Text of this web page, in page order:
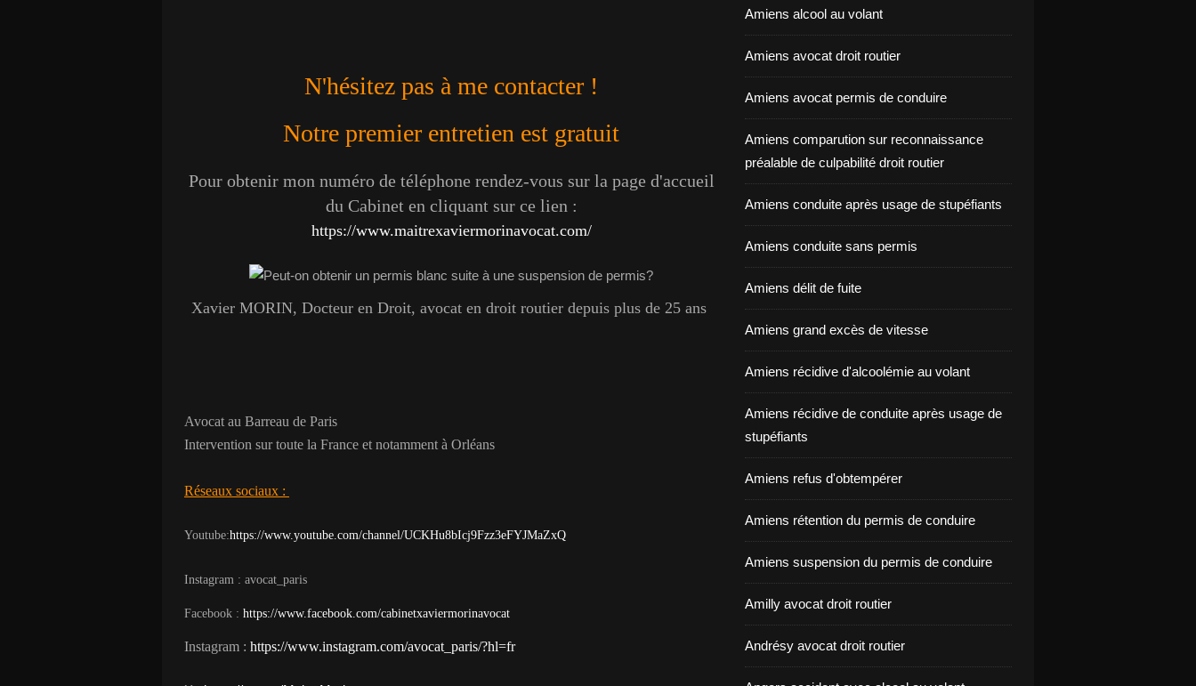
N'hésitez pas à me contacter !
Notre premier entretien est gratuit
Pour obtenir mon numéro de téléphone rendez-vous sur la page d'accueil
du Cabinet en cliquant sur ce lien :
https://www.maitrexaviermorinavocat.com/
Xavier MORIN, Docteur en Droit, avocat en droit routier depuis plus de 25 ans
Avocat au Barreau de Paris
Intervention sur toute la France et notamment à Orléans
Réseaux sociaux :
Youtube:https://www.youtube.com/channel/UCKHu8bIcj9Fzz3eFYJMaZxQ
Instagram : avocat_paris
Facebook : https://www.facebook.com/cabinetxaviermorinavocat
Instagram : https://www.instagram.com/avocat_paris/?hl=fr
Amiens alcool au volant
Amiens avocat droit routier
Amiens avocat permis de conduire
Amiens comparution sur reconnaissance
préalable de culpabilité droit routier
Amiens conduite après usage de stupéfiants
Amiens conduite sans permis
Amiens délit de fuite
Amiens grand excès de vitesse
Amiens récidive d'alcoolémie au volant
Amiens récidive de conduite après usage de
stupéfiants
Amiens refus d'obtempérer
Amiens rétention du permis de conduire
Amiens suspension du permis de conduire
Amilly avocat droit routier
Andrésy avocat droit routier